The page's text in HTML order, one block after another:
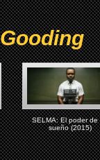
SELMA: El poder de
sueño (2015)